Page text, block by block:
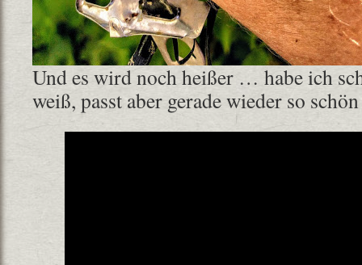
Und es wird noch heißer … habe ich
weiß, passt aber gerade wieder so